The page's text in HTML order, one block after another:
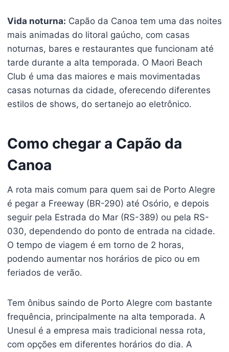
Vida noturna: Capão da Canoa tem uma das noites
mais animadas do litoral gaúcho, com casas
noturnas, bares e restaurantes que funcionam até
tarde durante a alta temporada. O Maori Beach
Club é uma das maiores e mais movimentadas
casas noturnas da cidade, oferecendo diferentes
estilos de shows, do sertanejo ao eletrônico.
Como chegar a Capão da
Canoa
A rota mais comum para quem sai de Porto Alegre
é pegar a Freeway (BR-290) até Osório, e depois
seguir pela Estrada do Mar (RS-389) ou pela RS-
030, dependendo do ponto de entrada na cidade.
O tempo de viagem é em torno de 2 horas,
podendo aumentar nos horários de pico ou em
feriados de verão.
Tem ônibus saindo de Porto Alegre com bastante
frequência, principalmente na alta temporada. A
Unesul é a empresa mais tradicional nessa rota,
com opções em diferentes horários do dia. A